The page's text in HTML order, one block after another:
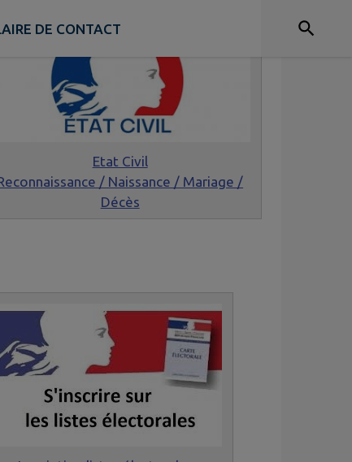
DE CONTACT
Etat Civil
/ Naissance / Mariage /
Décès